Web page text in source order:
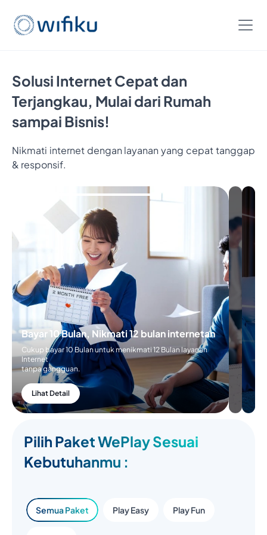
Solusi Internet Cepat dan
Terjangkau, Mulai dari Rumah
sampai Bisnis!
Nikmati internet dengan layanan yang cepat tanggap
& responsif.
Bayar 10 Bulan, Nikmati 12 bulan internetan
Cukup bayar 10 Bulan untuk menikmati 12 Bulan layanan
Internet
tanpa gangguan.
Lihat Detail
Pilih Paket WePlay Sesuai
Kebutuhanmu :
Semua Paket Play Easy Play Fun